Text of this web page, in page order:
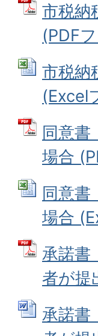
市税納
(PDF
市税納
(Excel
同意書
場合
同意書
場合
承諾書
者が提
承諾書